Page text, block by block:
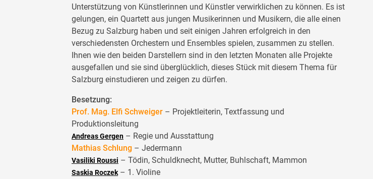
Unterstützung von Künstlerinnen und Künstler verwirklichen zu können. Es ist
gelungen, ein Quartett aus jungen Musikerinnen und Musikern, die alle einen
Bezug zu Salzburg haben und seit einigen Jahren erfolgreich in den
verschiedensten Orchestern und Ensembles spielen, zusammen zu stellen.
Ihnen wie den beiden Darstellern sind in den letzten Monaten alle Projekte
ausgefallen und sie sind überglücklich, dieses Stück mit diesem Thema für
Salzburg einstudieren und zeigen zu dürfen.
Besetzung:
Prof. Mag. Elfi Schweiger – Projektleiterin, Textfassung und
Produktionsleitung
Andreas Gergen – Regie und Ausstattung
Mathias Schlung – Jedermann
Vasiliki Roussi – Tödin, Schuldknecht, Mutter, Buhlschaft, Mammon
Saskia Roczek– 1. Violine